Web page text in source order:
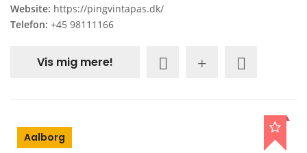
Website: https://pingvintapas.dk/
Telefon: +45 98111166
Vis mig mere!
Aalborg